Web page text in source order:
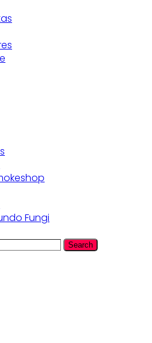
Fungi
Search